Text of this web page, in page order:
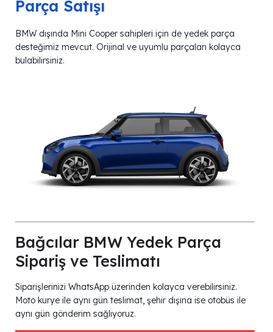
Parça Satışı
BMW dışında Mini Cooper sahipleri için de yedek parça
desteğimiz mevcut. Orijinal ve uyumlu parçaları kolayca
bulabilirsiniz.
Bağcılar BMW Yedek Parça
Sipariş ve Teslimatı
Siparişlerinizi WhatsApp üzerinden kolayca verebilirsiniz.
Moto kurye ile aynı gün teslimat, şehir dışına ise otobüs ile
aynı gün gönderim sağlıyoruz.